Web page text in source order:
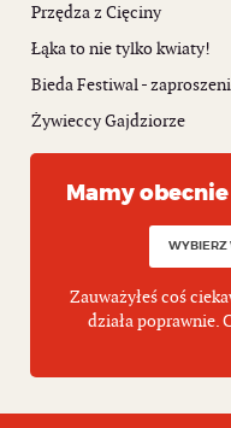
Przędza z Cięciny
Łąka to nie tylko kwiaty!
Bieda Festiwal -
Żywieccy Gajdziorze
Mamy
Zauważyłeś coś
działa poprawnie.